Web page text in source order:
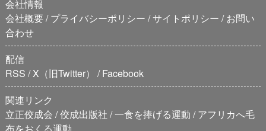
会社情報
会社概要 プライバシーポリシー サイトポリシー
お問い
合わせ
配信
RSS
X（旧Twitter）
Facebook
関連リンク
立正佼成会 佼成出版社 一食を捧げる運動
アフリカへ毛
布をおくる運動